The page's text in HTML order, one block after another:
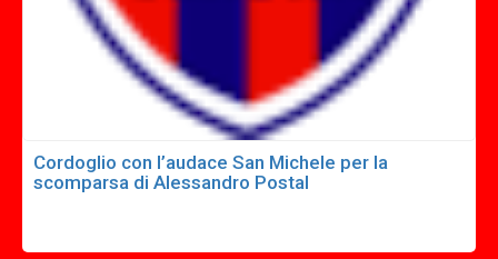
Cordoglio con l’audace San Michele per la
scomparsa di Alessandro Postal